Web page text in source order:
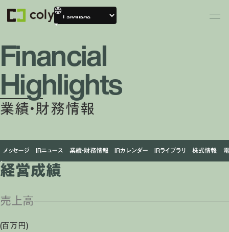
Financial
Highlights
業績・財務情報
メッセージ IRニュース 業績・財務情報 IRカレンダー IRライブラリ 株式情報
経営成績
売上高
(百万円)